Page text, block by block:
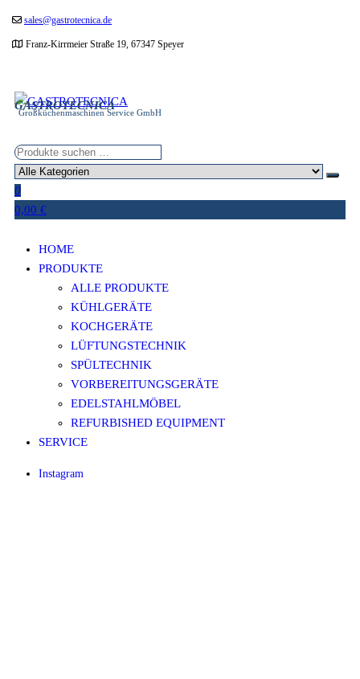
Zumsales@gastrotecnica.de
Franz-Kirrmeier Straße 19, 67347 Speyer
GASTROTECNICA
Großküchenmaschinen Service GmbH
0
0,00 €
HOME
PRODUKTE
ALLE PRODUKTE
KÜHLGERÄTE
KOCHGERÄTE
LÜFTUNGSTECHNIK
SPÜLTECHNIK
VORBEREITUNGSGERÄTE
EDELSTAHLMÖBEL
REFURBISHED EQUIPMENT
SERVICE
Instagram